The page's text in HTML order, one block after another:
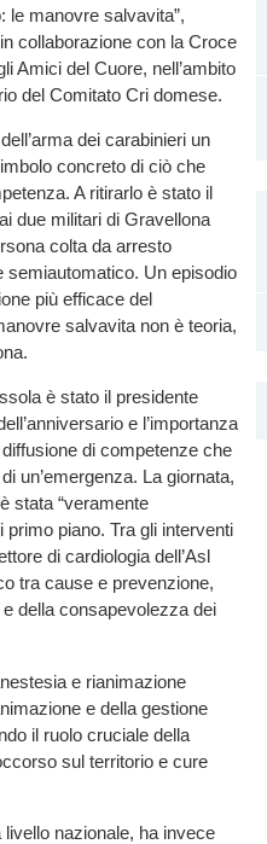
le manovre salvavita”,
collaborazione con la Croce
Amici del Cuore, nell’ambito
del Comitato Cri domese.
dei carabinieri un
concreto di ciò che
A ritirarlo è stato il
due militari di Gravellona
colta da arresto
semiautomatico. Un episodio
più efficace del
salvavita non è teoria,
è stato il presidente
e l’importanza
di competenze che
un’emergenza. La giornata,
stata “veramente
piano. Tra gli interventi
di cardiologia dell’Asl
tra cause e prevenzione,
della consapevolezza dei
e rianimazione
e della gestione
il ruolo cruciale della
sul territorio e cure
nazionale, ha invece